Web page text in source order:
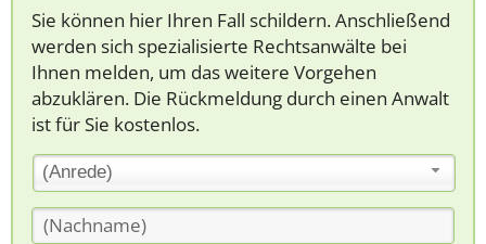
Sie können hier Ihren Fall schildern. Anschließend
werden sich spezialisierte Rechtsanwälte bei
Ihnen melden, um das weitere Vorgehen
abzuklären. Die Rückmeldung durch einen Anwalt
ist für Sie kostenlos.
(Anrede)